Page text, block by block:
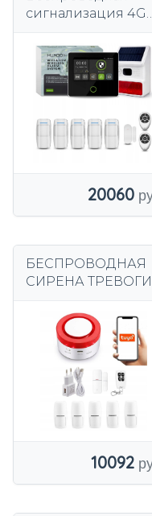
сигнализация 4G
HUXGO HXA502 B +
уличная сирена
20060
БЕСПРОВОДНАЯ
СИРЕНА ТРЕВОГИ
НА ПОЛЬСКОМ
+5xPIR
10092